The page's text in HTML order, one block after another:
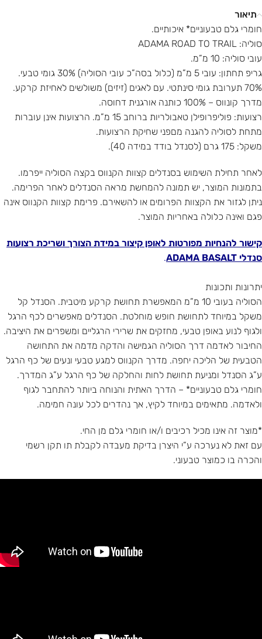
תיאור
חומרי גלם טבעוניים* איכותיים.
סוליה: ADAMA ROAD TO TRAIL
עובי סוליה: 10 מ”מ.
גריפ תחתון: עובי 5 מ”מ (כלול בסה”כ עובי הסוליה) 30% גומי טבעי.
70% תערובת גומי סינתטי. עם לאגים (זיזים) משולשים לאחיזת קרקע.
מדרך קונווס – 100% כותנה אורגנית דחוסה.
רצועות: פוליפרופילן טאבולריות ברוחב 15 מ”מ. הרצועות אינן עוברות
מתחת לסוליה להגנה מםפני שחיקת הרצועות.
משקל: 175 גרם (לסנדל בודד במידה 40).
לאחר תחילת השימוש בסנדלים קצוות הקנווס בקצה הסוליה ייפרמו.
בתמונות המוצר, יש תמונה להמחשת מראה הסנדלים לאחר הפרימה.
ניתן לגזור את הקצוות הפרומים או להשאירם. פרימת קצוות הקנווס אינה
פגם ואינה כלולה באחריות המוצר.
קישור להנחיות מפורטות לאופן קיצור במידת הצורך ושריכת רצועות
סנדלי ADAMA BASALT
.
יתרונות ותכונות
הסוליה בעובי 10 מ”מ המאפשרת תחושת קרקע מיטבית. הסנדל קל
משקל במיוחד לתחושת חופש מוחלטת. הסנדלים מאפשרים לכף הרגל
ולגוף לנוע באופן טבעי, מחזקים את שרירי הרגליים ומשפרים את היציבה.
החיבור לאדמה דרך הסוליה הגמישה והדקה מדמה את התחושה
הטבעית של הליכה יחפה. מדרך הקנווס למגע טבעי ונעים של כף הרגל
ע”ג הסנדל ומניעת תחושת לחות והחלקה של כף הרגל ע”ג המדרך.
חומרי גלם טבעוניים* – הדרך האתית והנוחה ביותר להתחבר לגוף
ולאדמה. מתאימים במיוחד לקיץ, אך נהדרים לכל עונה חמימה.
*מוצר זה אינו מכיל רכיבים ו/או חומרי גלם מן החי.
עם זאת לא נערכה ע”י היצרן בדיקת מעבדה לקבלת תו תקן רשמי
והכרה בו כמוצר טבעוני.